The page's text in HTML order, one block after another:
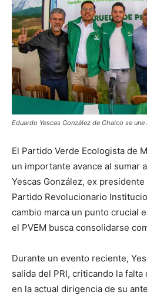
Eduardo Yescas González de Chalco se
El Partido Verde Ecologista de
un importante avance al sumar
Yescas González, ex
Partido Revolucionario
cambio marca un punto crucial
el PVEM busca consolidarse
Durante un evento reciente,
salida del PRI, criticando la
en la actual dirigencia de su